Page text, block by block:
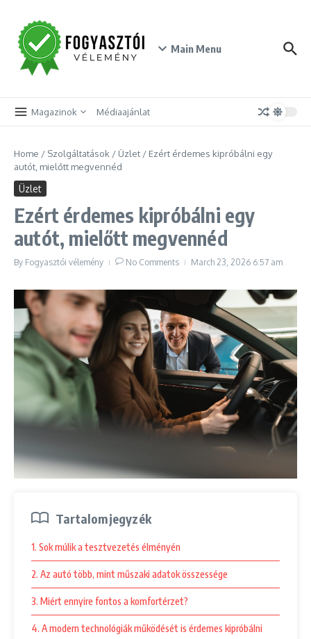
Main Menu
Magazinok Médiaajánlat
Home / Szolgáltatások / Üzlet / Ezért érdemes kipróbálni egy
autót, mielőtt megvennéd
Üzlet
Ezért érdemes kipróbálni egy
autót, mielőtt megvennéd
By Fogyasztói vélemény No Comments March 23, 2026 6:57 am
Tartalomjegyzék
1. Sok múlik a tesztvezetés élményén
2. Az autó több, mint műszaki adatok összessége
3. Miért ennyire fontos a komfortérzet?
4. A modern technológiák működését is érdemes kipróbálni